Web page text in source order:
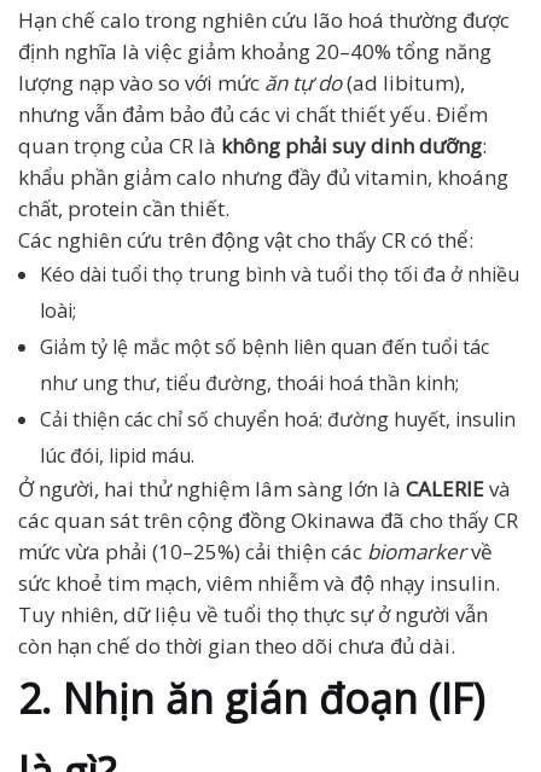
Hạn chế calo trong nghiên cứu lão hoá thường được
định nghĩa là việc giảm khoảng 20–40% tổng năng
lượng nạp vào so với mức ăn tự do(ad libitum),
nhưng vẫn đảm bảo đủ các vi chất thiết yếu. Điểm
quan trọng của CR là không phải suy dinh dưỡng:
khẩu phần giảm calo nhưng đầy đủ vitamin, khoáng
chất, protein cần thiết.
Các nghiên cứu trên động vật cho thấy CR có thể:
Kéo dài tuổi thọ trung bình và tuổi thọ tối đa ở nhiều
loài;
Giảm tỷ lệ mắc một số bệnh liên quan đến tuổi tác
như ung thư, tiểu đường, thoái hoá thần kinh;
Cải thiện các chỉ số chuyển hoá: đường huyết, insulin
lúc đói, lipid máu.
Ở người, hai thử nghiệm lâm sàng lớn là CALERIEvà
các quan sát trên cộng đồng Okinawa đã cho thấy CR
mức vừa phải (10–25%) cải thiện các biomarkervề
sức khoẻ tim mạch, viêm nhiễm và độ nhạy insulin.
Tuy nhiên, dữ liệu về tuổi thọ thực sự ở người vẫn
còn hạn chế do thời gian theo dõi chưa đủ dài.
2. Nhịn ăn gián đoạn (IF)